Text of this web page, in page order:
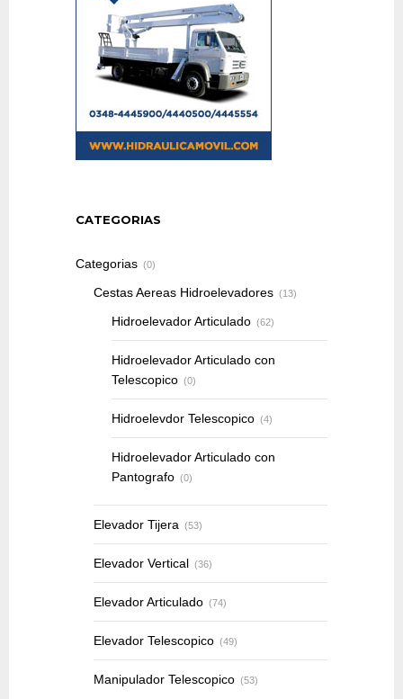
CATEGORIAS
Categorias (0)
Cestas Aereas Hidroelevadores (13)
Hidroelevador Articulado (62)
Hidroelevador Articulado con
Telescopico (0)
Hidroelevdor Telescopico (4)
Hidroelevador Articulado con
Pantografo (0)
Elevador Tijera (53)
Elevador Vertical (36)
Elevador Articulado (74)
Elevador Telescopico (49)
Manipulador Telescopico (53)